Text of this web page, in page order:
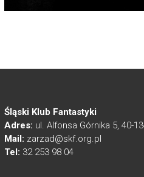
Śląski Klub Fantastyki
Adres: ul. Alfonsa Górnika 5, 40-
Mail: zarzad@skf.org.pl
Tel: 32 253 98 04